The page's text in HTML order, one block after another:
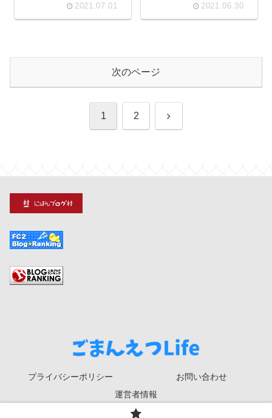
2021.07.01
2021.06.30
次のページ
1 2 次
プライバシーポリシー
お問い合わせ
運営者情報
© 2020 ごまんえつLife.